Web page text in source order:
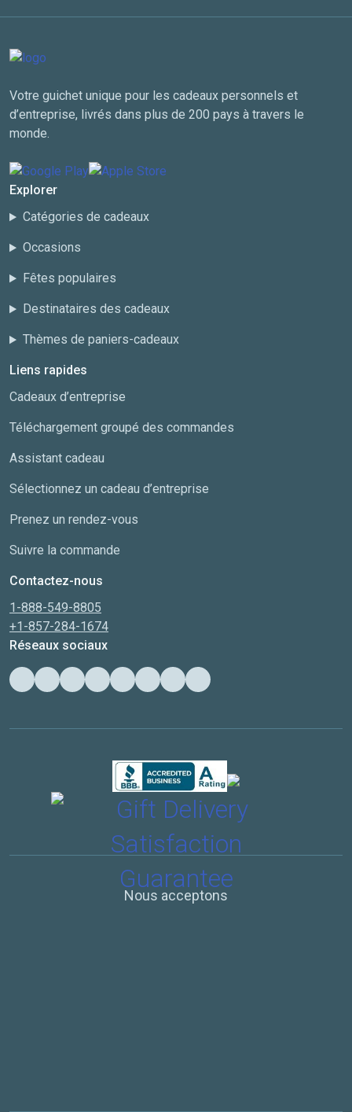
Votre guichet unique pour les cadeaux personnels et
d’entreprise, livrés dans plus de 200 pays à travers le
monde.
Explorer
Catégories de cadeaux
Occasions
Fêtes populaires
Destinataires des cadeaux
Thèmes de paniers-cadeaux
Liens rapides
Cadeaux d’entreprise
Téléchargement groupé des commandes
Assistant cadeau
Sélectionnez un cadeau d’entreprise
Prenez un rendez-vous
Suivre la commande
Contactez-nous
1-888-549-8805
+1-857-284-1674
Réseaux sociaux
Nous acceptons